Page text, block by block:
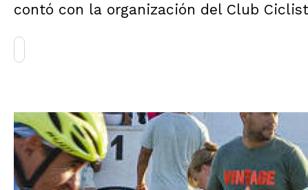
contó con la organización del Club